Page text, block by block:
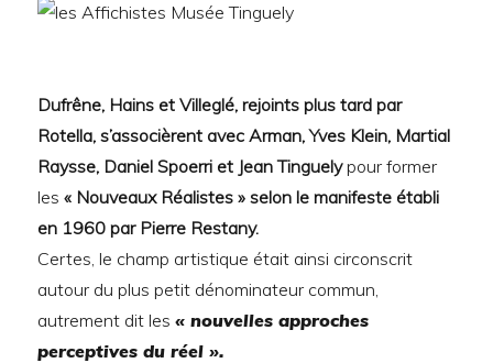
Dufrêne, Hains et Villeglé, rejoints plus tard par
Rotella, s’associèrent avec Arman, Yves Klein, Martial
Raysse, Daniel Spoerri et Jean Tinguelypour former
les« Nouveaux Réalistes » selon le manifeste établi
en 1960 par Pierre Restany.
Certes, le champ artistique était ainsi circonscrit
autour du plus petit dénominateur commun,
autrement dit les« nouvelles approches
perceptives du réel ».